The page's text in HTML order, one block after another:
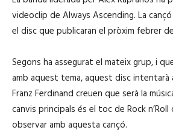
videoclip de Always Ascending. La
el disc que publicaran el pròxim febrer
Segons ha assegurat el mateix grup, i
amb aquest tema, aquest disc
Franz Ferdinand creuen que serà la
canvis principals és el toc de Rock
observar amb aquesta cançó.